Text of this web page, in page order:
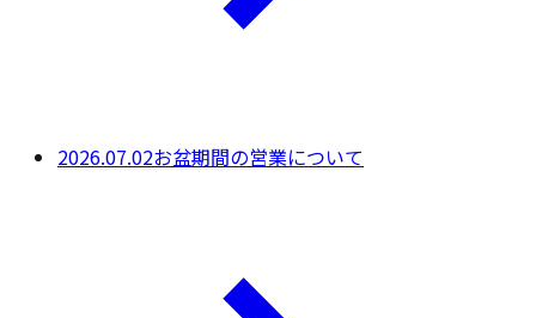
2026.07.02お盆期間の営業について